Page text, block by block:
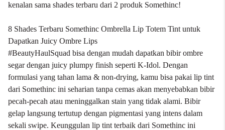
kenalan sama shades terbaru dari 2 produk Somethinc!
8 Shades Terbaru Somethinc Ombrella Lip Totem Tint untuk
Dapatkan Juicy Ombre Lips
#BeautyHaulSquad bisa dengan mudah dapatkan bibir ombre
segar dengan juicy plumpy finish seperti K-Idol. Dengan
formulasi yang tahan lama & non-drying, kamu bisa pakai lip tint
dari Somethinc ini seharian tanpa cemas akan menyebabkan bibir
pecah-pecah atau meninggalkan stain yang tidak alami. Bibir
gelap langsung tertutup dengan pigmentasi yang intens dalam
sekali swipe. Keunggulan lip tint terbaik dari Somethinc ini